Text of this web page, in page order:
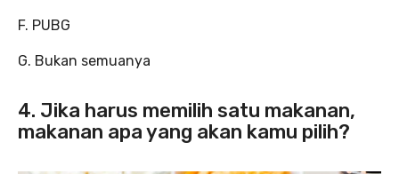
F. PUBG
G. Bukan semuanya
4. Jika harus memilih satu makanan,
makanan apa yang akan kamu pilih?